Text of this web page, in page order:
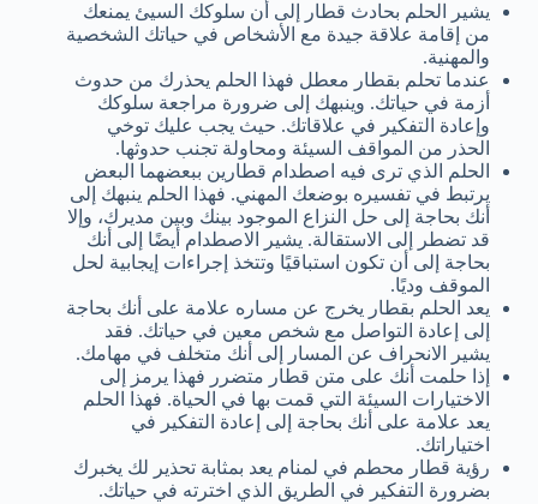
يشير الحلم بحادث قطار إلى أن سلوكك السيئ يمنعك
من إقامة علاقة جيدة مع الأشخاص في حياتك الشخصية
والمهنية.
عندما تحلم بقطار معطل فهذا الحلم يحذرك من حدوث
أزمة في حياتك. وينبهك إلى ضرورة مراجعة سلوكك
وإعادة التفكير في علاقاتك. حيث يجب عليك توخي
الحذر من المواقف السيئة ومحاولة تجنب حدوثها.
الحلم الذي ترى فيه اصطدام قطارين ببعضهما البعض
يرتبط في تفسيره بوضعك المهني. فهذا الحلم ينبهك إلى
أنك بحاجة إلى حل النزاع الموجود بينك وبين مديرك، وإلا
قد تضطر إلى الاستقالة. يشير الاصطدام أيضًا إلى أنك
بحاجة إلى أن تكون استباقيًا وتتخذ إجراءات إيجابية لحل
الموقف وديًا.
يعد الحلم بقطار يخرج عن مساره علامة على أنك بحاجة
إلى إعادة التواصل مع شخص معين في حياتك. فقد
يشير الانحراف عن المسار إلى أنك متخلف في مهامك.
إذا حلمت أنك على متن قطار متضرر فهذا يرمز إلى
الاختيارات السيئة التي قمت بها في الحياة. فهذا الحلم
يعد علامة على أنك بحاجة إلى إعادة التفكير في
اختياراتك.
رؤية قطار محطم في لمنام يعد بمثابة تحذير لك يخبرك
بضرورة التفكير في الطريق الذي اخترته في حياتك.